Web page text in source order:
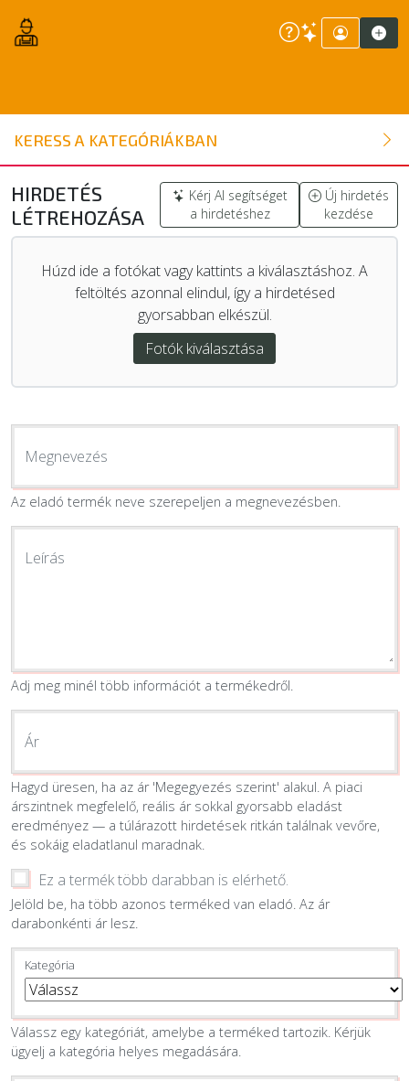
KERESS A KATEGÓRIÁKBAN
ÉPÍTŐANYAG
NYÍLÁSZÁRÓ
FAANYAG
BELSŐÉPÍTÉSZETI ÉPÍTŐANYAG
SZERSZÁM, ALKATRÉSZ
KERTI ÉPÍTŐANYAG
EGYÉB
SZOLGÁLTATÓK
HIRDETÉS
LÉTREHOZÁSA
Kérj AI segítséget
a hirdetéshez
Új hirdetés
kezdése
Húzd ide a fotókat vagy kattints a kiválasztáshoz. A
feltöltés azonnal elindul, így a hirdetésed
gyorsabban elkészül.
Fotók kiválasztása
Megnevezés
Az eladó termék neve szerepeljen a megnevezésben.
Leírás
Adj meg minél több információt a termékedről.
Ár
Hagyd üresen, ha az ár 'Megegyezés szerint' alakul. A piaci
árszintnek megfelelő, reális ár sokkal gyorsabb eladást
eredményez — a túlárazott hirdetések ritkán találnak vevőre,
és sokáig eladatlanul maradnak.
Ez a termék több darabban is elérhető.
Jelöld be, ha több azonos terméked van eladó. Az ár
darabonkénti ár lesz.
Kategória
Válassz egy kategóriát, amelybe a terméked tartozik. Kérjük
ügyelj a kategória helyes megadására.